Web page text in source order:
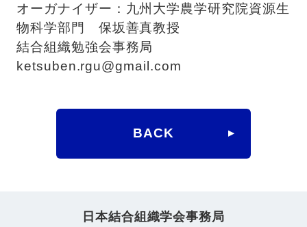
オーガナイザー：九州大学農学研究院資源生
物科学部門 保坂善真教授
結合組織勉強会事務局
ketsuben.rgu@gmail.com
BACK
日本結合組織学会事務局